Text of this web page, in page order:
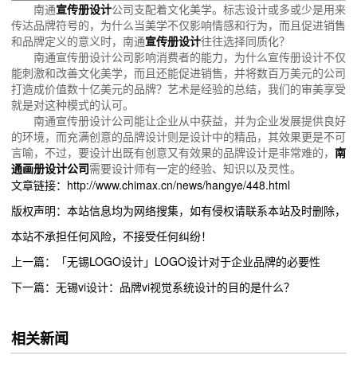
南通宣传册设计公司支配着文化美学。标志设计或多或少是用来
传达品牌符号的，为什么当美学不仅影响情感和行为，而且促进销售
和品牌定义的意义时，南通宣传册设计往往选择同质化？
南通宣传册设计公司影响消费者的能力，为什么宣传册设计不仅
能刺激和改善文化美学，而且还能促进销售，并将数百万美元的公司
打造成价值数十亿美元的品牌？艺术是经验的总结，我们的审美享受
就是对这种模式的认可。
南通宣传册设计公司能让企业从中获益，并为企业发展提供良好
的环境，而充满创意的品牌设计则是设计中的精品，其效果更是不可
言喻，不过，要设计出既有创意又有效果的品牌设计是非常难的， 南
通画册设计公司需要设计师有一定的经验、知识以及灵性。
文章链接：http://www.chimax.cn/news/hangye/448.html
版权声明：本站信息均为网络搜集，如有侵权请联系本站及时删除，
本站不承担任何风险，不接受任何纠纷！
上一篇：「无锡LOGO设计」LOGO设计对于企业品牌的必要性
下一篇：无锡vi设计：品牌vi视觉系统设计的目的是什么？
相关新闻